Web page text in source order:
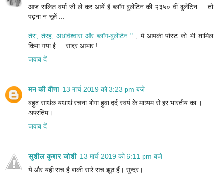
आज सलिल वर्मा जी ले कर आयें हैं ब्लॉग बुलेटिन की २३५० वीं बुलेटिन ... तो
पढ़ना न भूलें ...
तेरा, तेरह, अंधविश्वास और ब्लॉग-बुलेटिन "
, में आपकी पोस्ट को भी शामिल
किया गया है ... सादर आभार !
जवाब दें
मन की वीणा 13 मार्च 2019 को 3:23 pm बजे
बहुत सार्थक यथार्थ रचना भोगा हुवा दर्द स्वयं के माध्यम से हर भारतीय का ।
अप्रतिम।
जवाब दें
सुशील कुमार जोशी 13 मार्च 2019 को 6:11 pm बजे
ये और यही सच है बाकी सारे सच झूठ हैं। सुन्दर।